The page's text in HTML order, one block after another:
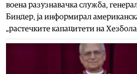
воена разузнавачка служба,
Биндер, ја информирал
„растечките капацитети на